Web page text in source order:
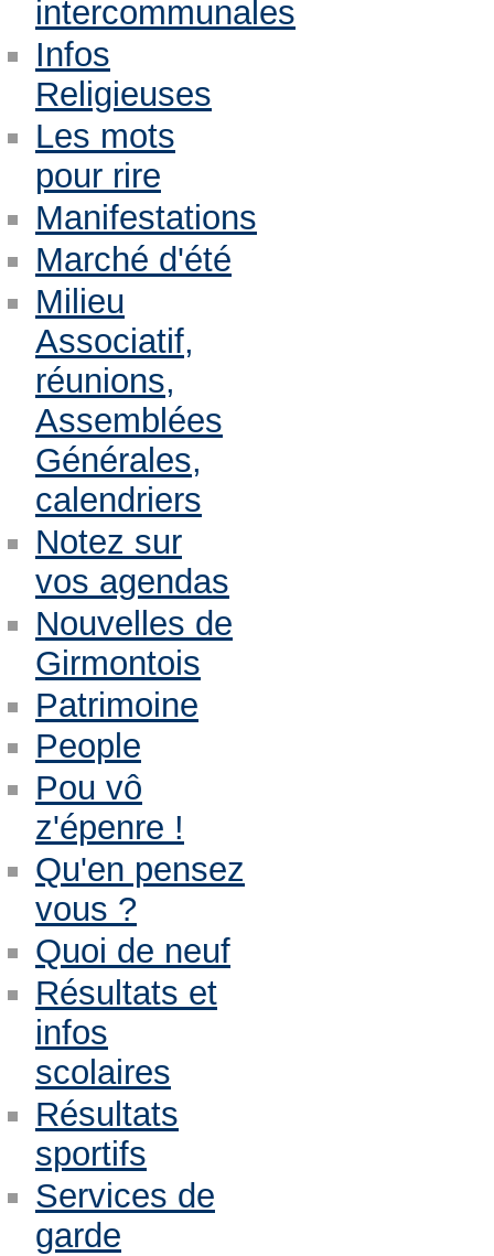
intercommunales
Infos
Religieuses
Les mots
pour rire
Manifestations
Marché d'été
Milieu
Associatif,
réunions,
Assemblées
Générales,
calendriers
Notez sur
vos agendas
Nouvelles de
Girmontois
Patrimoine
People
Pou vô
z'épenre !
Qu'en pensez
vous ?
Quoi de neuf
Résultats et
infos
scolaires
Résultats
sportifs
Services de
garde